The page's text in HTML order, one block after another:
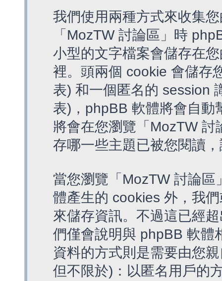
我們使用兩種方式來收集
「MozTW 討論區」時
小型的文字檔案會儲存在
裡。頭兩個 cookie 會儲存
表) 和一個匿名的 session
表)，phpBB 軟體將會自動
將會在您瀏覽「MozTW
存哪一些主題已被您閱讀
當您瀏覽「MozTW 討論
體產生的 cookies 外，我
來儲存資訊。不過這已經
們僅會說明與 phpBB 軟體
資料的方式則是需要由您
但不限於)：以匿名用戶的